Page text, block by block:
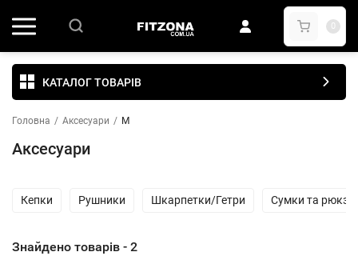
0
КАТАЛОГ ТОВАРІВ
Головна / Аксесуари / M
Аксесуари
Кепки Рушники Шкарпетки/Гетри Сумки та
Знайдено товарів - 2